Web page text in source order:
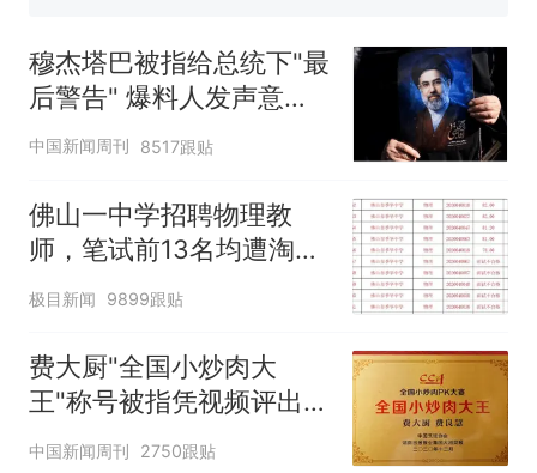
核查
官方通报
热 那个在床头放菜刀的女孩，
因老师一句“跟我回家”改写了
人生
穆杰塔巴被指给总统下"最
后警告" 爆料人发声意味
深长
中国新闻周刊 8517跟贴
佛山一中学招聘物理教
师，笔试前13名均遭淘
汰？教育局：已叫停招
聘，成立调查组全面核查
极目新闻 9899跟贴
费大厨"全国小炒肉大
王"称号被指凭视频评出
官方回应
中国新闻周刊 2750跟贴